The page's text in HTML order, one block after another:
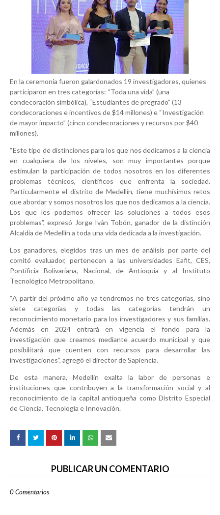
En la ceremonia fueron galardonados 19 investigadores, quienes
participaron en tres categorías: “Toda una vida” (una
condecoración simbólica), “Estudiantes de pregrado” (13
condecoraciones e incentivos de $14 millones) e “Investigación
de mayor impacto” (cinco condecoraciones y recursos por $40
millones).
“Este tipo de distinciones para los que nos dedicamos a la ciencia
en cualquiera de los niveles, son muy importantes porque
estimulan la participación de todos nosotros en los diferentes
problemas técnicos, científicos que enfrenta la sociedad.
Particularmente el distrito de Medellín, tiene muchísimos retos
que abordar y somos nosotros los que nos dedicamos a la ciencia.
Los que les podemos ofrecer las soluciones a todos esos
problemas”, expresó Jorge Iván Tobón, ganador de la distinción
Alcaldía de Medellín a toda una vida dedicada a la investigación.
Los ganadores, elegidos tras un mes de análisis por parte del
comité evaluador, pertenecen a las universidades Eafit, CES,
Pontificia Bolivariana, Nacional, de Antioquia y al Instituto
Tecnológico Metropolitano.
“A partir del próximo año ya tendremos no tres categorías, sino
siete categorías y todas las categorías tendrán un
reconocimiento monetario para los investigadores y sus familias.
Además en 2024 entrará en vigencia el fondo para la
investigación que creamos mediante acuerdo municipal y que
posibilitará que cuenten con recursos para desarrollar las
investigaciones”, agregó el director de Sapiencia.
De esta manera, Medellín exalta la labor de personas e
instituciones que contribuyen a la transformación social y al
reconocimiento de la capital antioqueña como Distrito Especial
de Ciencia, Tecnología e Innovación.
PUBLICAR UN COMENTARIO
0 Comentarios